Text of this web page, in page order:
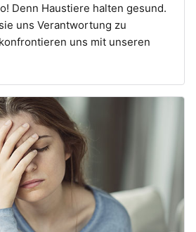
Denn Haustiere halten gesund.
uns Verantwortung zu
uns mit unseren